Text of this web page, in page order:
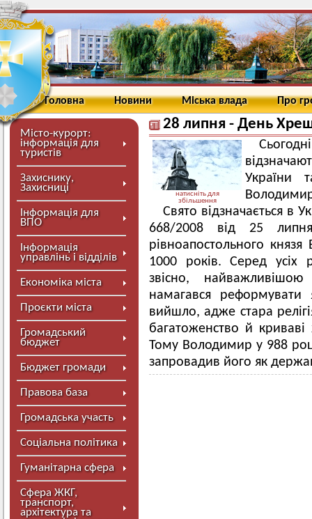
Головна Новини Міська влада Про
Місто-курорт:
інформація для
туристів
Захиснику,
Захисниці
Інформація для
ВПО
Інформація
управлінь і відділів
Економіка міста
Проєкти міста
Громадський
бюджет
Бюджет громади
Правова база
Громадська участь
Соціальна політика
Гуманітарна сфера
Сфера ЖКГ,
транспорт,
архітектура та
28 липня - День
натисніть для
збільшення
України
Свято відзначається в
668/2008 від 25
рівноапостольного
1000 років. Серед усіх
звісно,
намагався
вийшло, адже стара
багатоженство й
Тому Володимир у 988
запровадив його як